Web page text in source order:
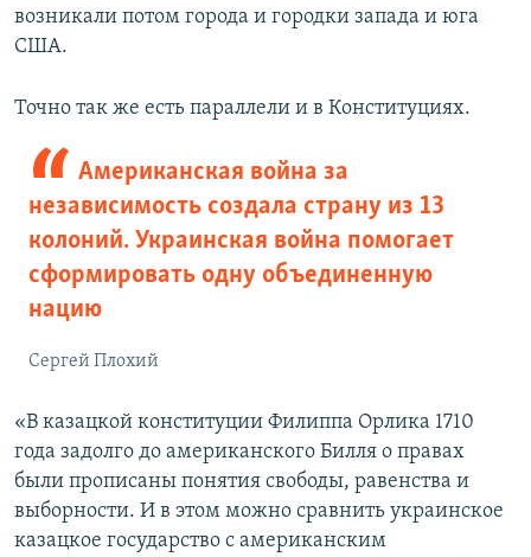
возникали потом города и городки запада и юга
США.
Точно так же есть параллели и в Конституциях.
Американская война за
независимость создала страну из 13
колоний. Украинская война помогает
сформировать одну объединенную
нацию
Сергей Плохий
«В казацкой конституции Филиппа Орлика 1710
года задолго до американского Билля о правах
были прописаны понятия свободы, равенства и
выборности. И в этом можно сравнить украинское
казацкое государство с американским